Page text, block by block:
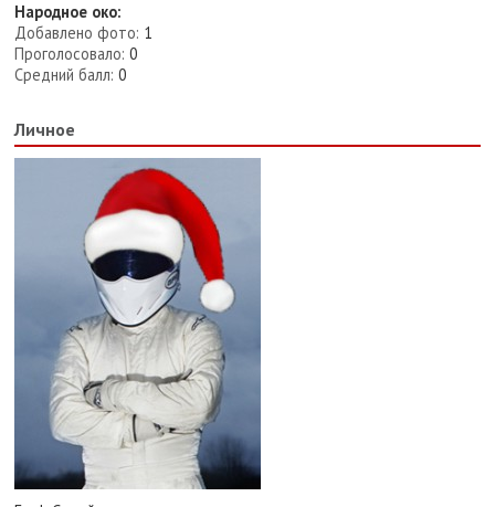
Народное око:
Добавлено фото: 1
Проголосовало: 0
Средний балл: 0
Личное